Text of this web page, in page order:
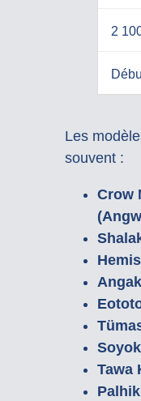
2
Les
souvent :
Crow
Tawa